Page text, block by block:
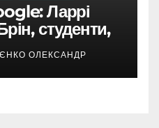
Ларрі
студенти,
інтернет
ОЛЕКСАНДР